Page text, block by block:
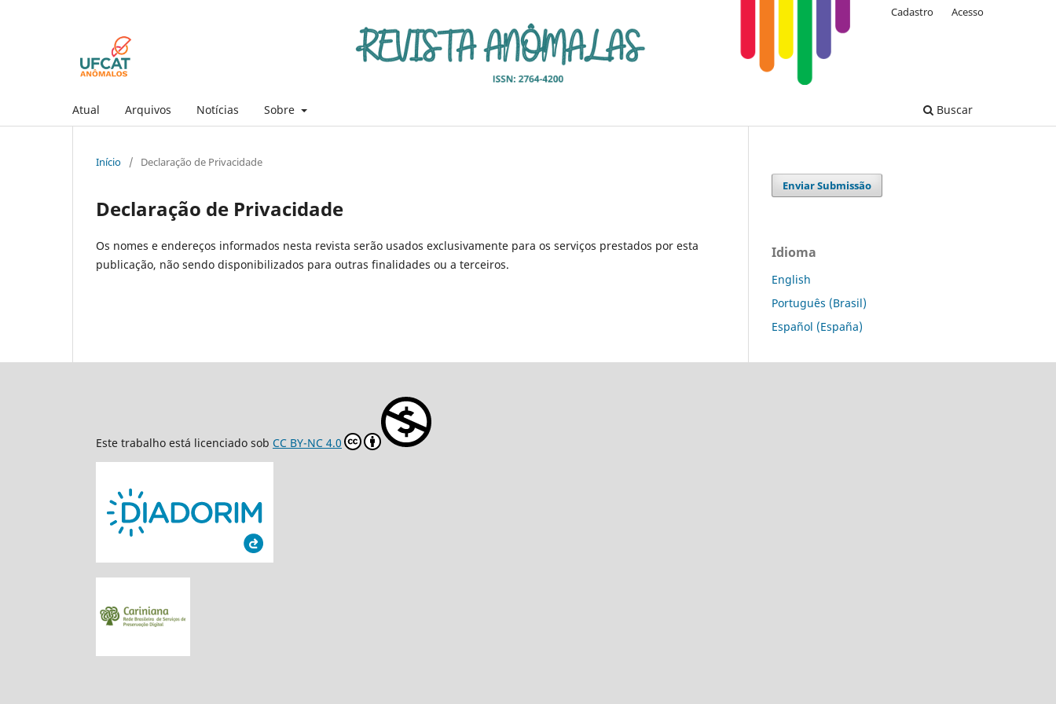
Atual Arquivos Notícias Sobre Buscar
Cadastro Acesso
Início / Declaração de Privacidade
Declaração de Privacidade
Os nomes e endereços informados nesta revista serão usados exclusivamente para os serviços prestados por esta
publicação, não sendo disponibilizados para outras finalidades ou a terceiros.
Enviar Submissão
Idioma
English
Português (Brasil)
Español (España)
Este trabalho está licenciado sob CC BY-NC 4.0